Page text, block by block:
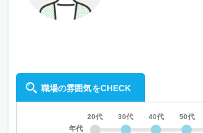
職場の雰囲気をCHECK
年代
20代 30代 40代 50代